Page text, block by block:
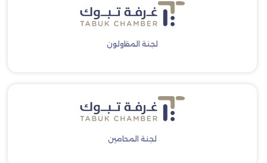
لجنة المقاولون
لجنة المحامين